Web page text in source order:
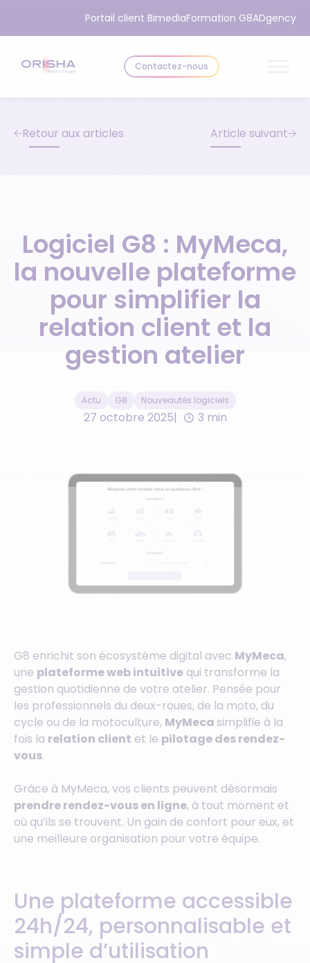
Portail client BimediaFormation G8ADgency
Contactez-nous
Retour aux articles Article suivant
Logiciel G8 : MyMeca,
la nouvelle plateforme
pour simplifier la
relation client et la
gestion atelier
Actu G8 Nouveautés logiciels
27 octobre 2025 3 min
G8 enrichit son écosystème digital avec MyMeca,
une plateforme web intuitive qui transforme la
gestion quotidienne de votre atelier. Pensée pour
les professionnels du deux-roues, de la moto, du
cycle ou de la motoculture, MyMeca simplifie à la
fois la relation client et le pilotage des rendez-
vous.
Grâce à MyMeca, vos clients peuvent désormais
prendre rendez-vous en ligne, à tout moment et
où qu’ils se trouvent. Un gain de confort pour eux, et
une meilleure organisation pour votre équipe.
Une plateforme accessible
24h/24, personnalisable et
simple d’utilisation